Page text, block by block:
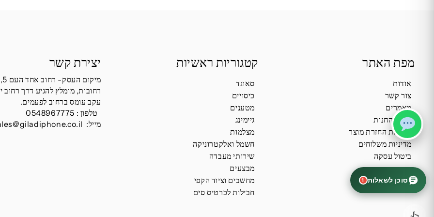
סוכן לשאלות 1
מפת האתר
אודות
צור קשר
מאמרים
תקנון החנות
מדיניות החזרת מוצר
מדיניות משלוחים
ביטול עסקה
קטגוריות ראשיות
סאונד
כיסויים
מטענים
גיימינג
מצלמות
חשמל ואלקטרוניקה
שירותי מעבדה
מבצעים
מחשבים וציוד הקפי
חבילות לכרטיס סים
יצירת קשר
מיקום העסק- רחוב אחד העם 5,
רחובות, מומלץ להגיע דרך רחוב
עקב עומס ברחוב לפעמים.
טלפון : 0548967775
מייל: